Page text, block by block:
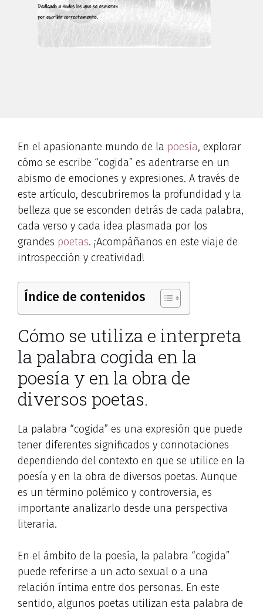
En el apasionante mundo de la poesía, explorar
cómo se escribe “cogida” es adentrarse en un
abismo de emociones y expresiones. A través de
este artículo, descubriremos la profundidad y la
belleza que se esconden detrás de cada palabra,
cada verso y cada idea plasmada por los
grandes poetas. ¡Acompáñanos en este viaje de
introspección y creatividad!
Índice de contenidos
Cómo se utiliza e interpreta
la palabra cogida en la
poesía y en la obra de
diversos poetas.
La palabra “cogida” es una expresión que puede
tener diferentes significados y connotaciones
dependiendo del contexto en que se utilice en la
poesía y en la obra de diversos poetas. Aunque
es un término polémico y controversia, es
importante analizarlo desde una perspectiva
literaria.
En el ámbito de la poesía, la palabra “cogida”
puede referirse a un acto sexual o a una
relación íntima entre dos personas. En este
sentido, algunos poetas utilizan esta palabra de